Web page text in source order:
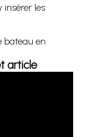
insérer les
bateau en
article